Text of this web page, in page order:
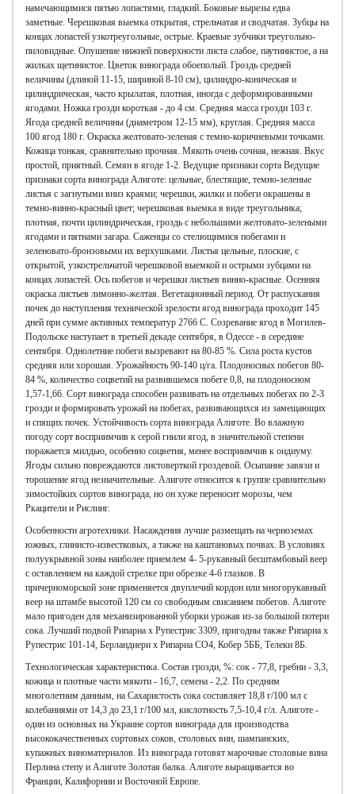
намечающимися пятью лопастями, гладкий. Боковые вырезы едва
заметные. Черешковая выемка открытая, стрельчатая и сводчатая. Зубцы на
концах лопастей узкотреугольные, острые. Краевые зубчики треугольно-
пиловидные. Опушение нижней поверхности листа слабое, паутинистое, а на
жилках щетинистое. Цветок винограда обоеполый. Гроздь средней
величины (длиной 11-15, шириной 8-10 см), цилиндро-коническая и
цилиндрическая, часто крылатая, плотная, иногда с деформированными
ягодами. Ножка грозди короткая - до 4 см. Средняя масса грозди 103 г.
Ягода средней величины (диаметром 12-15 мм), круглая. Средняя масса
100 ягод 180 г. Окраска желтовато-зеленая с темно-коричневыми точками.
Кожица тонкая, сравнительно прочная. Мякоть очень сочная, нежная. Вкус
простой, приятный. Семян в ягоде 1-2. Ведущие признаки сорта Ведущие
признаки сорта винограда Алиготе: цельные, блестящие, темно-зеленые
листья с загнутыми вниз краями; черешки, жилки и побеги окрашены в
темно-винно-красный цвет; черешковая выемка в виде треугольника;
плотная, почти цилиндрическая, гроздь с небольшими желтовато-зелеными
ягодами и пятнами загара. Саженцы со стелющимися побегами и
зеленовато-бронзовыми их верхушками. Листья цельные, плоские, с
открытой, узкострельчатой черешковой выемкой и острыми зубцами на
концах лопастей. Ось побегов и черешки листьев винно-красные. Осенняя
окраска листьев лимонно-желтая. Вегетационный период. От распускания
почек до наступления технической зрелости ягод винограда проходит 145
дней при сумме активных температур 2766 С. Созревание ягод в Могилев-
Подольске наступает в третьей декаде сентября, в Одессе - в середине
сентября. Однолетние побеги вызревают на 80-85 %. Сила роста кустов
средняя или хорошая. Урожайность 90-140 ц/га. Плодоносных побегов 80-
84 %, количество соцветий на развившемся побеге 0,8, на плодоносном
1,57-1,66. Сорт винограда способен развивать на отдельных побегах по 2-3
грозди и формировать урожай на побегах, развивающихся из замещающих
и спящих почек. Устойчивость сорта винограда Алиготе. Во влажную
погоду сорт восприимчив к серой гнили ягод, в значительной степени
поражается милдью, особенно соцветия, менее восприимчив к оидиуму.
Ягоды сильно повреждаются листоверткой гроздевой. Осыпание завязи и
торошение ягод незначительные. Алиготе относится к группе сравнительно
зимостойких сортов винограда, но он хуже переносит морозы, чем
Ркацители и Рислинг.
Особенности агротехники. Насаждения лучше размещать на черноземах
южных, глинисто-известковых, а также на каштановых почвах. В условиях
полуукрывной зоны наиболее приемлем 4- 5-рукавный бесштамбовый веер
с оставлением на каждой стрелке при обрезке 4-6 глазков. В
причерноморской зоне применяется двуплечий кордон или многорукавный
веер на штамбе высотой 120 см со свободным свисанием побегов. Алиготе
мало пригоден для механизированной уборки урожая из-за большой потери
сока. Лучший подвой Рипариа x Рупестрис 3309, пригодны также Рипариа x
Рупестрис 101-14, Берландиери x Рипариа СО4, Кобер 5ББ, Телеки 8Б.
Технологическая характеристика. Состав грозди, %: сок - 77,8, гребни - 3,3,
кожица и плотные части мякоти - 16,7, семена - 2,2. По средним
многолетним данным, на Сахаристость сока составляет 18,8 г/100 мл с
колебаниями от 14,3 до 23,1 г/100 мл, кислотность 7,5-10,4 г/л. Алиготе -
один из основных на Украине сортов винограда для производства
высококачественных сортовых соков, столовых вин, шампанских,
купажных виноматериалов. Из винограда готовят марочные столовые вина
Перлина степу и Алиготе Золотая балка. Алиготе выращивается во
Франции, Калифорнии и Восточной Европе.